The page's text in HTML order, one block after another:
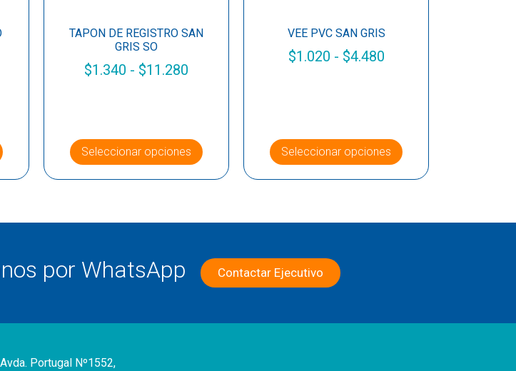
TAPON DE REGISTRO SAN
GRIS SO
$1.340 - $11.280
Seleccionar opciones
VEE PVC SAN GRIS
$1.020 - $4.480
Seleccionar opciones
por WhatsApp Contactar Ejecutivo
Avda. Portugal Nº1552,